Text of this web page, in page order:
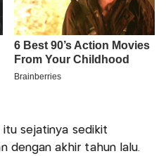
itu sejatinya sedikit
dengan akhir tahun lalu.